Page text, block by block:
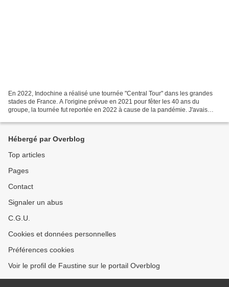
En 2022, Indochine a réalisé une tournée "Central Tour" dans les grandes
stades de France. A l'origine prévue en 2021 pour fêter les 40 ans du
groupe, la tournée fut reportée en 2022 à cause de la pandémie. J'avais
Hébergé par Overblog
Top articles
Pages
Contact
Signaler un abus
C.G.U.
Cookies et données personnelles
Préférences cookies
Voir le profil de Faustine sur le portail Overblog